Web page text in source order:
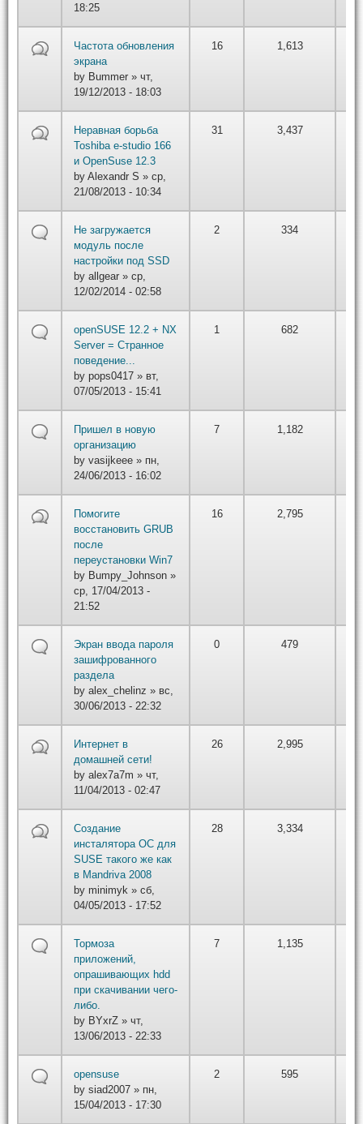
18:25
Частота обновления
экрана
by Bummer » чт,
19/12/2013 - 18:03
16 1,613
Неравная борьба
Toshiba e-studio 166
и OpenSuse 12.3
by Alexandr S » ср,
21/08/2013 - 10:34
31 3,437
Не загружается
модуль после
настройки под SSD
by allgear » ср,
12/02/2014 - 02:58
2 334
openSUSE 12.2 + NX
Server = Странное
поведение...
by pops0417 » вт,
07/05/2013 - 15:41
1 682
Пришел в новую
организацию
by vasijkeee » пн,
24/06/2013 - 16:02
7 1,182
Помогите
восстановить GRUB
после
переустановки Win7
by Bumpy_Johnson »
ср, 17/04/2013 -
21:52
16 2,795
Экран ввода пароля
зашифрованного
раздела
by alex_chelinz » вс,
30/06/2013 - 22:32
0 479
Интернет в
домашней сети!
by alex7a7m » чт,
11/04/2013 - 02:47
26 2,995
Создание
инсталятора ОС для
SUSE такого же как
в Mandriva 2008
by minimyk » сб,
04/05/2013 - 17:52
28 3,334
Тормоза
приложений,
опрашивающих hdd
при скачивании чего-
либо.
by BYxrZ » чт,
13/06/2013 - 22:33
7 1,135
opensuse
by siad2007 » пн,
15/04/2013 - 17:30
2 595